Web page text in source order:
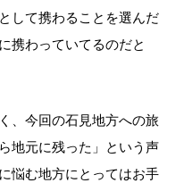
して携わることを選んだ
携わっていてるのだと
、今回の石見地方への旅
地元に残った」という声
悩む地方にとってはお手